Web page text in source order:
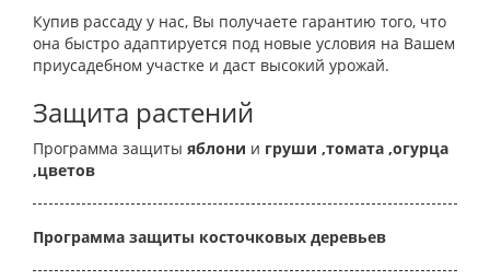
Купив рассаду у нас, Вы получаете гарантию того, что
она быстро адаптируется под новые условия на Вашем
приусадебном участке и даст высокий урожай.
Защита растений
Программа защиты яблони и груши ,томата ,огурца
,цветов
Программа защиты косточковых деревьев